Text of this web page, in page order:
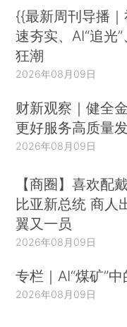
{{最新周刊导播
速夯实、AI“追光
狂潮
2026年08月09日
财新观察｜健全
更好服务高质量
2026年08月09日
【商圈】喜欢配
比亚新总统 商人
翼又一员
2026年08月09日
专栏｜AI“煤矿”
2026年08月09日